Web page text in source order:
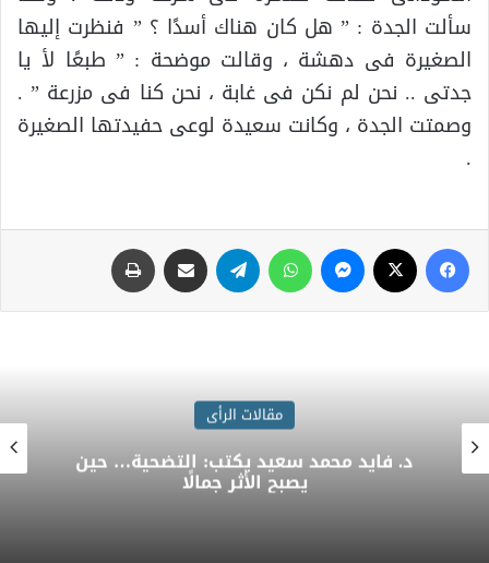
سألت الجدة : ” هل كان هناك أسدًا ؟ ” فنظرت إليها
الصغيرة فى دهشة ، وقالت موضحة : ” طبعًا لأ يا
جدتى .. نحن لم نكن فى غابة ، نحن كنا فى مزرعة ” .
وصمتت الجدة ، وكانت سعيدة لوعى حفيدتها الصغيرة
.
مقالات الرأى
د. فايد محمد سعيد يكتب: التضحية… حين
يصبح الأثر جمالًا